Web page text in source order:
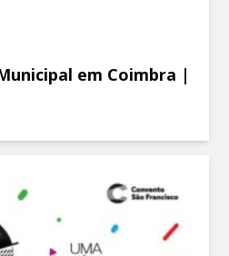
em Coimbra |